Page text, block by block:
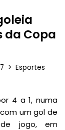
da Copa
Esportes
4 a 1, numa
um gol de
de jogo, em